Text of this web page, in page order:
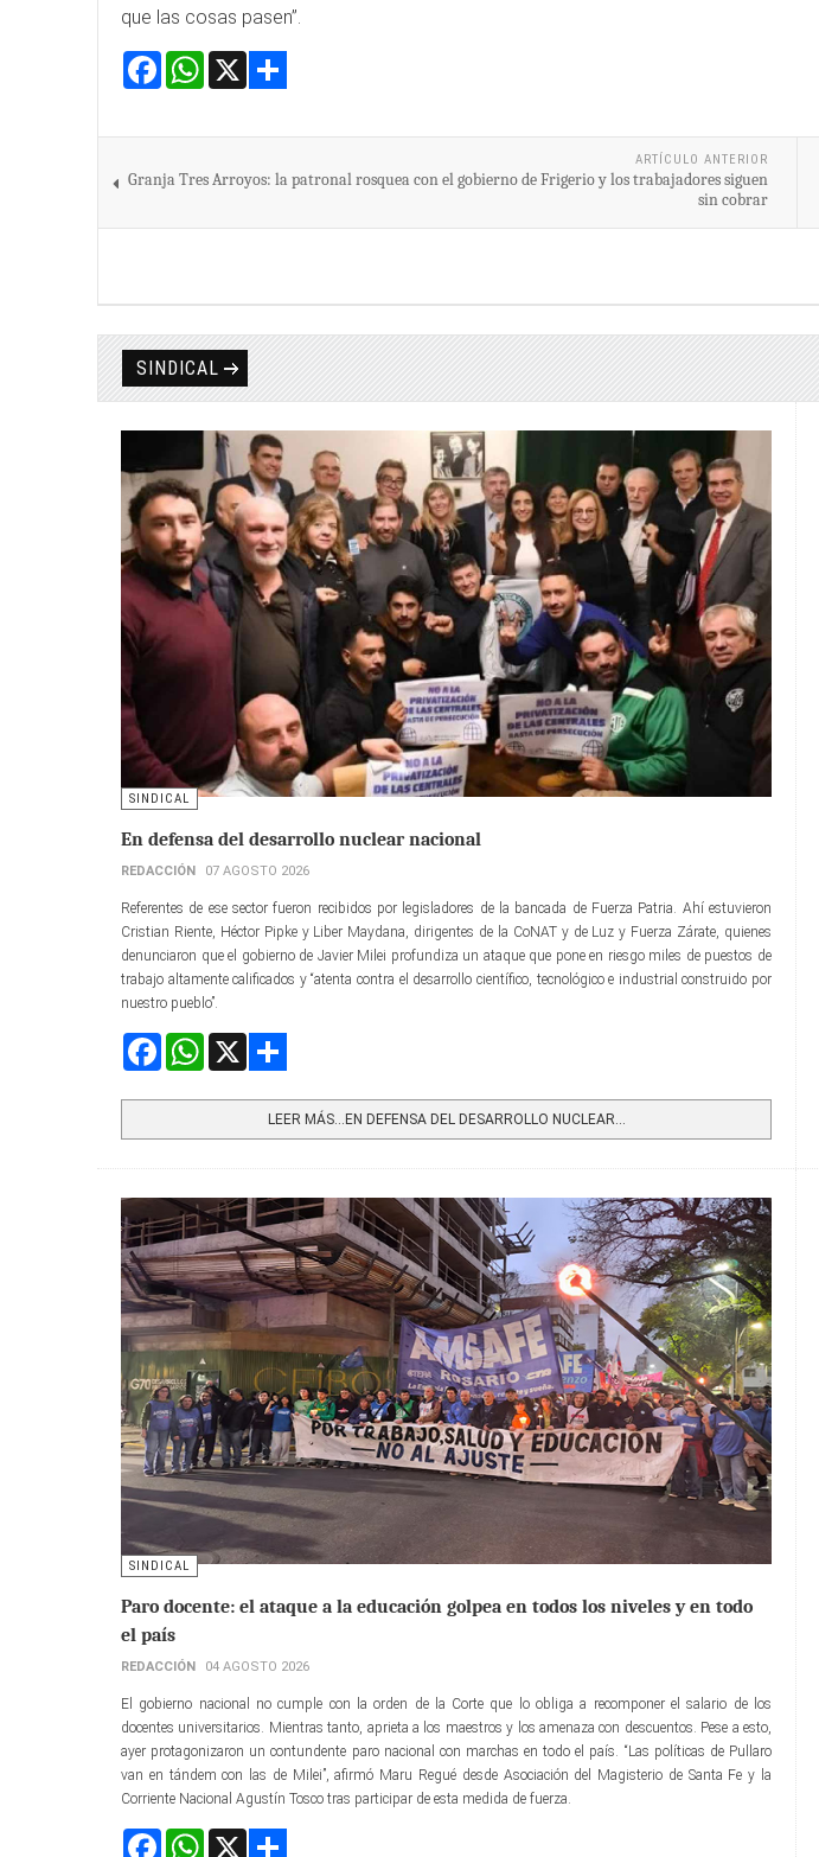
que las cosas pasen”.
Facebook
WhatsApp
ARTÍCULO ANTERIOR
Granja Tres Arroyos: la patronal rosquea con el gobierno de Frigerio y los trabajadores siguen
sin cobrar
SINDICAL
SINDICAL
En defensa del desarrollo nuclear nacional
REDACCIÓN 07 AGOSTO 2026
Referentes de ese sector fueron recibidos por legisladores de la bancada de Fuerza Patria. Ahí estuvieron
Cristian Riente, Héctor Pipke y Liber Maydana, dirigentes de la CoNAT y de Luz y Fuerza Zárate, quienes
denunciaron que el gobierno de Javier Milei profundiza un ataque que pone en riesgo miles de puestos de
trabajo altamente calificados y “atenta contra el desarrollo científico, tecnológico e industrial construido por
nuestro pueblo”.
FacebookWhatsApp
LEER MÁS…EN DEFENSA DEL DESARROLLO NUCLEAR...
SINDICAL
Paro docente: el ataque a la educación golpea en todos los niveles y en todo
el país
REDACCIÓN 04 AGOSTO 2026
El gobierno nacional no cumple con la orden de la Corte que lo obliga a recomponer el salario de los
docentes universitarios. Mientras tanto, aprieta a los maestros y los amenaza con descuentos. Pese a esto,
ayer protagonizaron un contundente paro nacional con marchas en todo el país. “Las políticas de Pullaro
van en tándem con las de Milei”, afirmó Maru Regué desde Asociación del Magisterio de Santa Fe y la
Corriente Nacional Agustín Tosco tras participar de esta medida de fuerza.
FacebookWhatsApp